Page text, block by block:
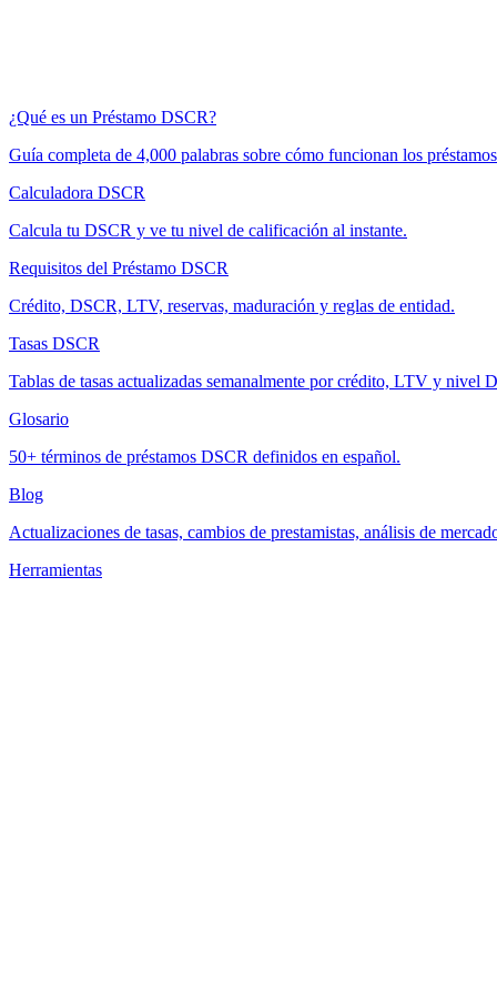
¿Qué es un Préstamo DSCR?
Guía completa de 4,000 palabras sobre cómo funcionan los
Calculadora DSCR
Calcula tu DSCR y ve tu nivel de calificación al instante.
Requisitos del Préstamo DSCR
Crédito, DSCR, LTV, reservas, maduración y reglas de entidad.
Tasas DSCR
Tablas de tasas actualizadas semanalmente por crédito, LTV y nivel
Glosario
50+ términos de préstamos DSCR definidos en español.
Blog
Actualizaciones de tasas, cambios de prestamistas, análisis de
Herramientas